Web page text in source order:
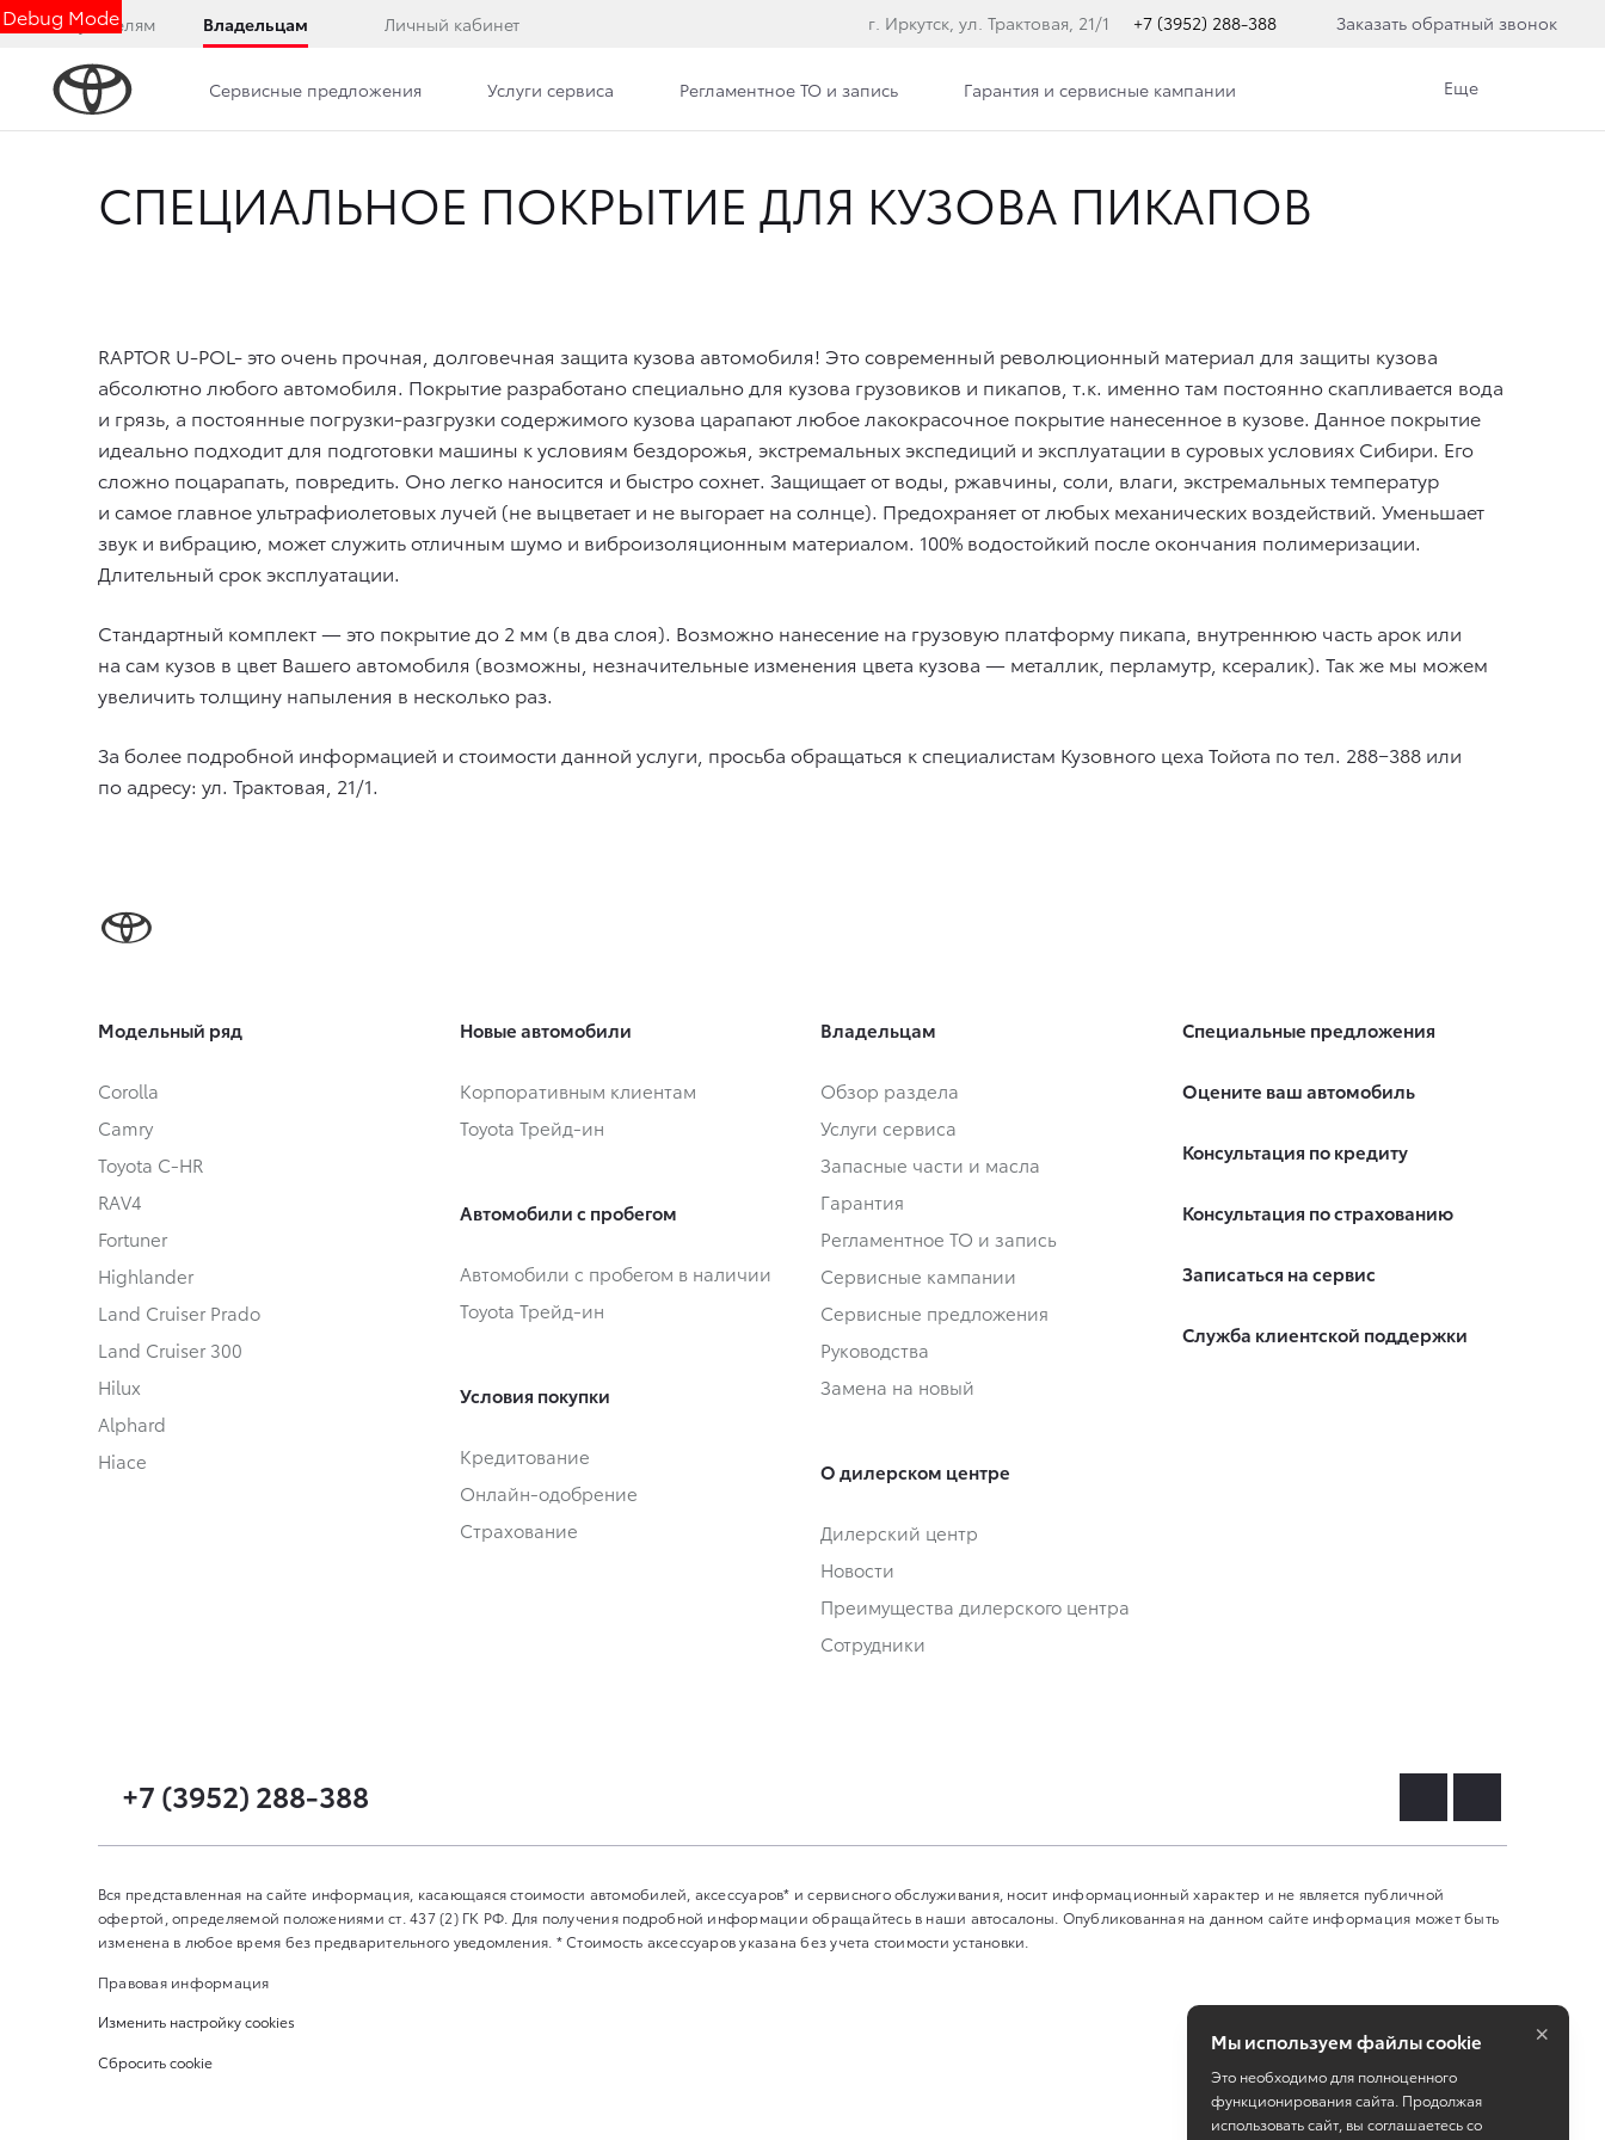
Debug Mode
Покупателям Владельцам Личный кабинет г. Иркутск, ул. Трактовая, 21/1 +7 (3952) 288-388 Заказать обратный звонок
Сервисные предложения Услуги сервиса Регламентное ТО и запись Гарантия и сервисные кампании Еще
СПЕЦИАЛЬНОЕ ПОКРЫТИЕ ДЛЯ КУЗОВА ПИКАПОВ
RAPTOR U-POL- это очень прочная, долговечная защита кузова автомобиля! Это современный революционный материал для защиты кузова
абсолютно любого автомобиля. Покрытие разработано специально для кузова грузовиков и пикапов, т.к. именно там постоянно скапливается вода
и грязь, а постоянные погрузки-разгрузки содержимого кузова царапают любое лакокрасочное покрытие нанесенное в кузове. Данное покрытие
идеально подходит для подготовки машины к условиям бездорожья, экстремальных экспедиций и эксплуатации в суровых условиях Сибири. Его
сложно поцарапать, повредить. Оно легко наносится и быстро сохнет. Защищает от воды, ржавчины, соли, влаги, экстремальных температур
и самое главное ультрафиолетовых лучей (не выцветает и не выгорает на солнце). Предохраняет от любых механических воздействий. Уменьшает
звук и вибрацию, может служить отличным шумо и виброизоляционным материалом. 100% водостойкий после окончания полимеризации.
Длительный срок эксплуатации.
Стандартный комплект — это покрытие до 2 мм (в два слоя). Возможно нанесение на грузовую платформу пикапа, внутреннюю часть арок или
на сам кузов в цвет Вашего автомобиля (возможны, незначительные изменения цвета кузова — металлик, перламутр, ксералик). Так же мы можем
увеличить толщину напыления в несколько раз.
За более подробной информацией и стоимости данной услуги, просьба обращаться к специалистам Кузовного цеха Тойота по тел. 288−388 или
по адресу: ул. Трактовая, 21/1.
Модельный ряд
Corolla
Camry
Toyota C-HR
RAV4
Fortuner
Highlander
Land Cruiser Prado
Land Cruiser 300
Hilux
Alphard
Hiace
Новые автомобили
Корпоративным клиентам
Toyota Трейд-ин
Автомобили с пробегом
Автомобили с пробегом в наличии
Toyota Трейд-ин
Условия покупки
Кредитование
Онлайн-одобрение
Страхование
Владельцам
Обзор раздела
Услуги сервиса
Запасные части и масла
Гарантия
Регламентное ТО и запись
Сервисные кампании
Сервисные предложения
Руководства
Замена на новый
О дилерском центре
Дилерский центр
Новости
Преимущества дилерского центра
Сотрудники
Специальные предложения
Оцените ваш автомобиль
Консультация по кредиту
Консультация по страхованию
Записаться на сервис
Служба клиентской поддержки
+7 (3952) 288-388
Вся представленная на сайте информация, касающаяся стоимости автомобилей, аксессуаров* и сервисного обслуживания, носит информационный характер и не является публичной
офертой, определяемой положениями ст. 437 (2) ГК РФ. Для получения подробной информации обращайтесь в наши автосалоны. Опубликованная на данном сайте информация может быть
изменена в любое время без предварительного уведомления. * Стоимость аксессуаров указана без учета стоимости установки.
Правовая информация
Изменить настройку cookies
Сбросить cookie
Мы используем файлы cookie
Это необходимо для полноценного
функционирования сайта. Продолжая
использовать сайт, вы соглашаетесь со
×